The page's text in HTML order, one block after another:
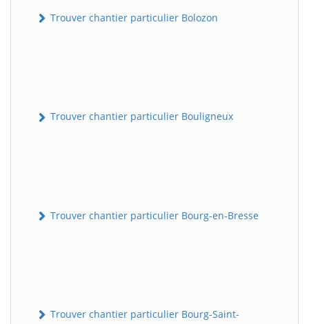
Trouver chantier particulier Bolozon
Trouver chantier particulier Bouligneux
Trouver chantier particulier Bourg-en-Bresse
Trouver chantier particulier Bourg-Saint-